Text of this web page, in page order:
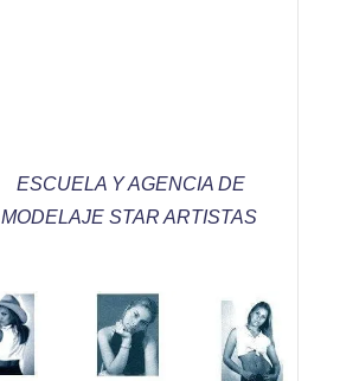
ESCUELA Y AGENCIA DE
MODELAJE STAR ARTISTAS